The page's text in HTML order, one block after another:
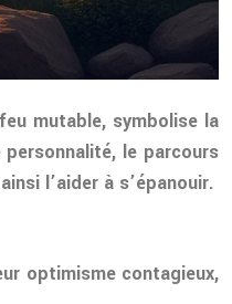
mutable, symbolise la
le parcours
l’aider à s’épanouir.
optimisme contagieux,